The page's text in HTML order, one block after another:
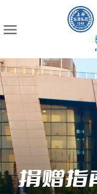
捐赠指